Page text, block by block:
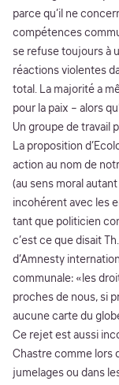
parce qu’il ne
compétences
se refuse toujours à
réactions violentes
total. La majorité a
pour la paix – alors
Un groupe de travail
La proposition
action au nom de
(au sens moral
incohérent avec les
tant que politicien
c’est ce que disait
d’Amnesty
communale: «les
proches de nous, si
aucune carte du
Ce rejet est aussi
Chastre comme lors
jumelages ou dans